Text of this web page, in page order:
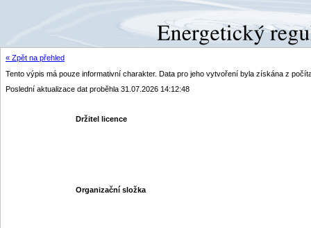
« Zpět na přehled
Tento výpis má pouze informativní charakter. Data pro jeho vytvoření byla získána z
Poslední aktualizace dat proběhla 31.07.2026 14:12:48
Držitel licence
Organizační složka